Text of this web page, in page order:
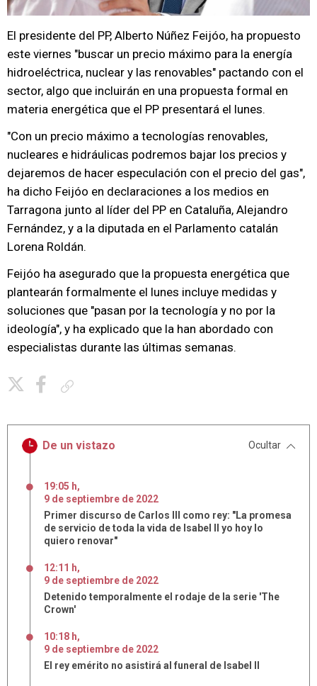
El presidente del PP, Alberto Núñez Feijóo, ha propuesto
este viernes "buscar un precio máximo para la energía
hidroeléctrica, nuclear y las renovables" pactando con el
sector, algo que incluirán en una propuesta formal en
materia energética que el PP presentará el lunes.
"Con un precio máximo a tecnologías renovables,
nucleares e hidráulicas podremos bajar los precios y
dejaremos de hacer especulación con el precio del gas",
ha dicho Feijóo en declaraciones a los medios en
Tarragona junto al líder del PP en Cataluña, Alejandro
Fernández, y a la diputada en el Parlamento catalán
Lorena Roldán.
Feijóo ha asegurado que la propuesta energética que
plantearán formalmente el lunes incluye medidas y
soluciones que "pasan por la tecnología y no por la
ideología", y ha explicado que la han abordado con
especialistas durante las últimas semanas.
De un vistazo Ocultar
19:05 h,
9 de septiembre de 2022
Primer discurso de Carlos III como rey: "La promesa
de servicio de toda la vida de Isabel II yo hoy lo
quiero renovar"
12:11 h,
9 de septiembre de 2022
Detenido temporalmente el rodaje de la serie 'The
Crown'
10:18 h,
9 de septiembre de 2022
El rey emérito no asistirá al funeral de Isabel II